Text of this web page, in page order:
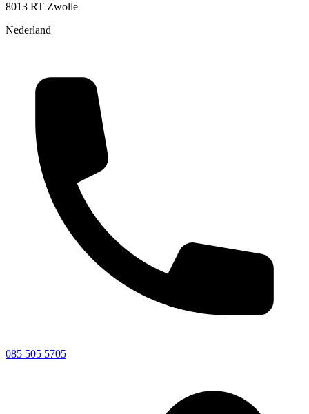
8013 RT Zwolle
Nederland
085 505 5705